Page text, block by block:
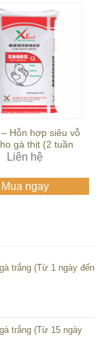
– Hỗn hợp siêu vỗ
gà thịt (2 tuần
khi xuất bán)
Liên hệ
Mua ngay
trắng (Từ 1 ngày đến
trắng (Từ 15 ngày